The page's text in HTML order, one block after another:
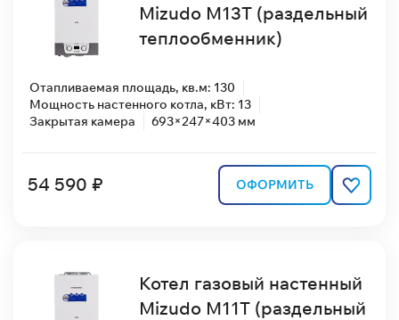
Mizudo M13T (раздельный
теплообменник)
Отапливаемая площадь, кв.м: 130
Мощность настенного котла, кВт: 13
Закрытая камера
693×247×403 мм
54 590 ₽ ОФОРМИТЬ
Котел газовый настенный
Mizudo M11T (раздельный